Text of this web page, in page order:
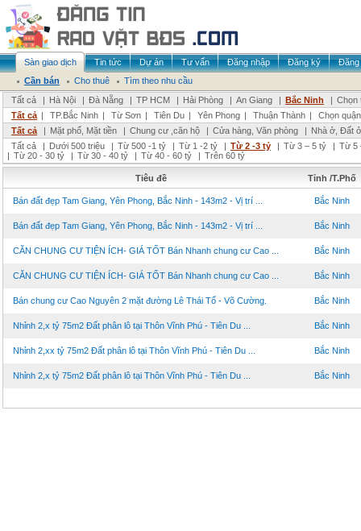
Sàn giao dịch Tin tức Dự án Tư vấn Đăng nhập Đăng ký
Đăng
Cần bán
Cho thuê
Tìm theo nhu cầu
Tất cả
| Hà Nội | Đà Nẵng | TP HCM | Hải Phòng | An Giang | Bắc Ninh | Chọn
Tất cả | TP.Bắc Ninh | Từ Sơn | Tiên Du | Yên Phong | Thuận Thành |
Chọn
Tất cả
| Mặt phố, Mặt tiền | Chung cư ,căn hộ | Cửa hàng, Văn phòng | Nhà ở, Đất ở
Tất cả
| Dưới 500 triệu | Từ 500 -1 tỷ | Từ 1 -2 tỷ | Từ 2 -3 tỷ | Từ 3 – 5 tỷ | Từ 5
| Từ 20 - 30 tỷ | Từ 30 - 40 tỷ | Từ 40 - 60 tỷ | Trên 60 tỷ
Tiêu đề Tỉnh /T.Phố
Bán đất đẹp Tam Giang, Yên Phong, Bắc Ninh - 143m2 - Vị trí ... Bắc Ninh
Bán đất đẹp Tam Giang, Yên Phong, Bắc Ninh - 143m2 - Vị trí ... Bắc Ninh
CĂN CHUNG CƯ TIỆN ÍCH- GIÁ TỐT Bán Nhanh chung cư Cao ... Bắc Ninh
CĂN CHUNG CƯ TIỆN ÍCH- GIÁ TỐT Bán Nhanh chung cư Cao ... Bắc Ninh
Bán chung cư Cao Nguyên 2 mặt đường Lê Thái Tổ - Võ Cường. Bắc Ninh
Nhỉnh 2,x tỷ 75m2 Đất phân lô tại Thôn Vĩnh Phú - Tiên Du ... Bắc Ninh
Nhỉnh 2,xx tỷ 75m2 Đất phân lô tại Thôn Vĩnh Phú - Tiên Du ... Bắc Ninh
Nhỉnh 2,x tỷ 75m2 Đất phân lô tại Thôn Vĩnh Phú - Tiên Du ... Bắc Ninh